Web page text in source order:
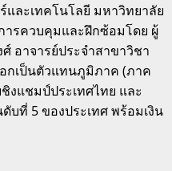
ละเทคโนโลยี มหาวิทยาลัย
รควบคุมและฝึกซ้อมโดย ผู้
อาจารย์ประจำสาขาวิชา
กเป็นตัวแทนภูมิภาค (ภาค
งแชมป์ประเทศไทย และ
บที่ 5 ของประเทศ พร้อมเงิน